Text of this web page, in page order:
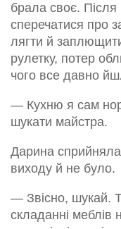
брала своє. Після
сперечатися про
лягти й
рулетку, потер
чого все давно
— Кухню я сам
шукати майстра.
Дарина сприйняла
виходу й не було.
— Звісно, шукай.
складанні